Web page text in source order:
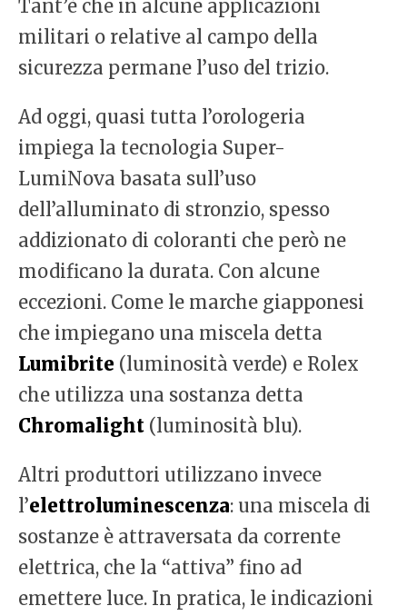
Tant’è che in alcune applicazioni
militari o relative al campo della
sicurezza permane l’uso del trizio.
Ad oggi, quasi tutta l’orologeria
impiega la tecnologia Super-
LumiNova basata sull’uso
dell’alluminato di stronzio, spesso
addizionato di coloranti che però ne
modificano la durata. Con alcune
eccezioni. Come le marche giapponesi
che impiegano una miscela detta
Lumibrite (luminosità verde) e Rolex
che utilizza una sostanza detta
Chromalight (luminosità blu).
Altri produttori utilizzano invece
l’elettroluminescenza: una miscela di
sostanze è attraversata da corrente
elettrica, che la “attiva” fino ad
emettere luce. In pratica, le indicazioni